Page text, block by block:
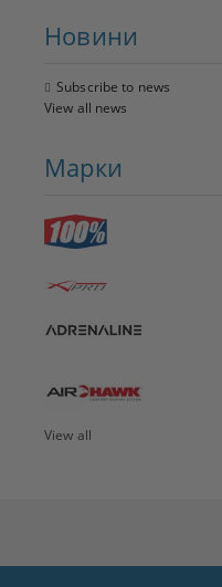
Новини
Subscribe to news
View all news
Марки
View all